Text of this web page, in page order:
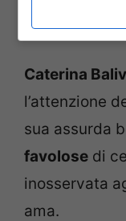
La conduttrice
Caterina
l’attenzione
sua assurda
favolose di
inosservata
ama.